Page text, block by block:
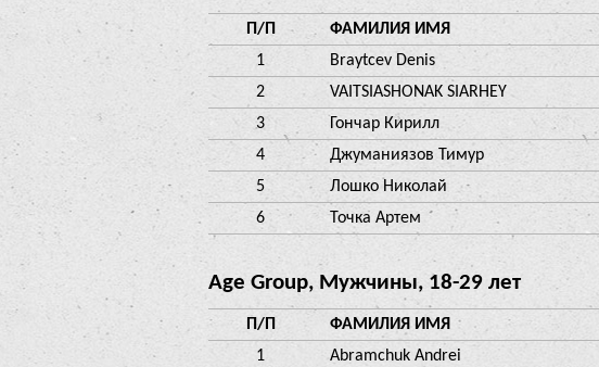
П/П
ФАМИЛИЯ ИМЯ
1
Braytcev Denis
2
VAITSIASHONAK SIARHEY
3
Гончар Кирилл
4
Джуманиязов Тимур
5
Лошко Николай
6
Точка Артем
Age Group, Мужчины, 18-29 лет
П/П
ФАМИЛИЯ ИМЯ
1
Abramchuk Andrei